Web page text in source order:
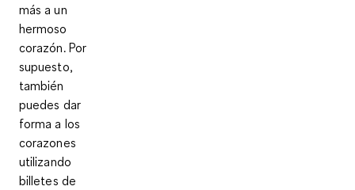
más a un
hermoso
corazón. Por
supuesto,
también
puedes dar
forma a los
corazones
utilizando
billetes de